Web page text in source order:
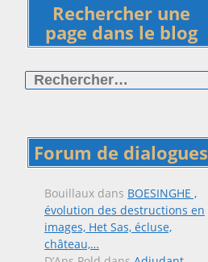
Rechercher une
page dans le blog
Forum de dialogues
Bouillaux dans BOESINGHE ,
évolution des destructions en
images, Het Sas, écluse,
château,…